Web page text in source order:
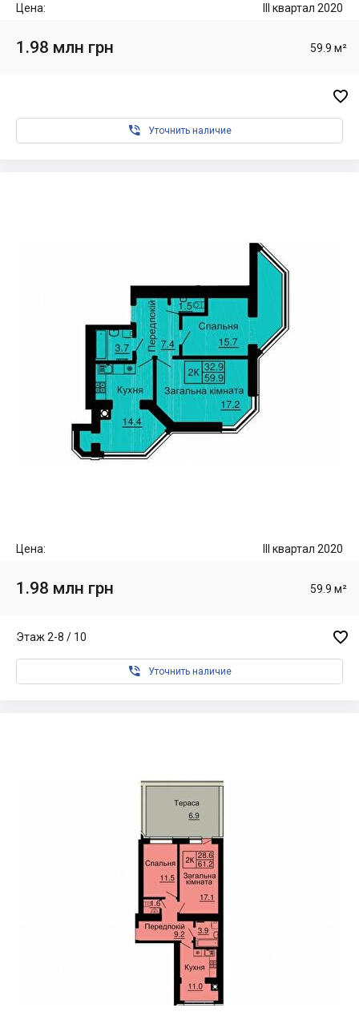
Цена: III квартал 2020
1.98 млн грн 59.9 м²

 Уточнить наличие
Цена: III квартал 2020
1.98 млн грн 59.9 м²
Этаж 2-8 / 10 
 Уточнить наличие